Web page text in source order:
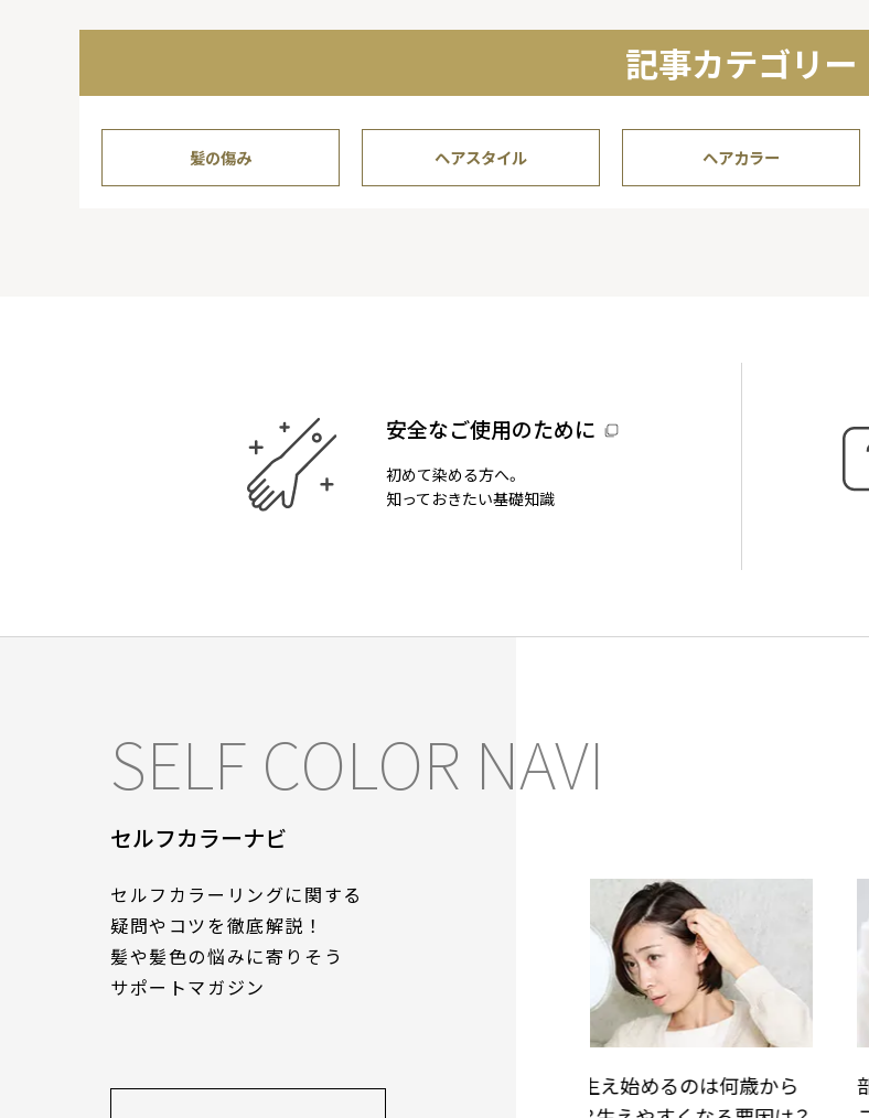
記事カテゴリー
髪の傷み ヘアスタイル ヘアカラー
安全なご使用のために
初めて染める方へ。
知っておきたい基礎知識
SELF COLOR NAVI
セルフカラーナビ
セルフカラーリングに関する
疑問やコツを徹底解説！
髪や髪色の悩みに寄りそう
サポートマガジン
髪染めをする頻度は
白髪が生え始めるのは何歳から
部分的な白髪染めを上手にする